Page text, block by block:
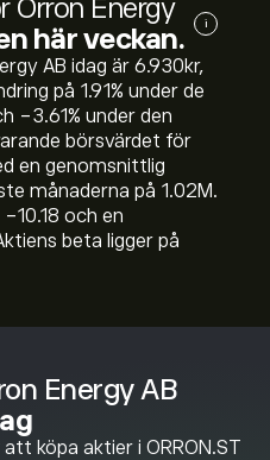
Energy AB
köpa aktier i ORRON.ST
Orron Energy
här veckan. i
AB idag är 6.930‎kr‎,
på ‎1.91‎% under de
‎-3.61‎% under den
börsvärdet för
en genomsnittlig
månaderna på 1.02M.
10.18 och en
beta ligger på